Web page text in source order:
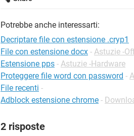
Potrebbe anche interessarti:
Decriptare file con estensione .cryp1
File con estensione docx - Astuzie -
Estensione pps - Astuzie -Hardware
Proteggere file word con password -
File recenti -
Adblock estensione chrome -
2 risposte